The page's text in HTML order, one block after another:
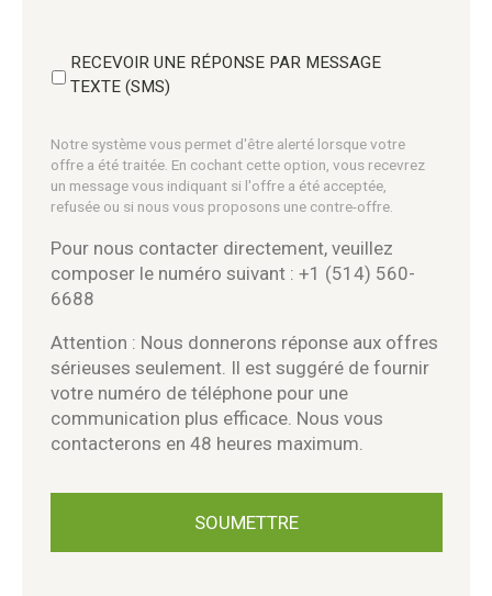
RECEVOIR UNE RÉPONSE PAR MESSAGE
TEXTE (SMS)
Notre système vous permet d'être alerté lorsque votre
offre a été traitée. En cochant cette option, vous recevrez
un message vous indiquant si l'offre a été acceptée,
refusée ou si nous vous proposons une contre-offre.
Pour nous contacter directement, veuillez
composer le numéro suivant : +1 (514) 560-
6688
Attention : Nous donnerons réponse aux offres
sérieuses seulement. Il est suggéré de fournir
votre numéro de téléphone pour une
communication plus efficace. Nous vous
contacterons en 48 heures maximum.